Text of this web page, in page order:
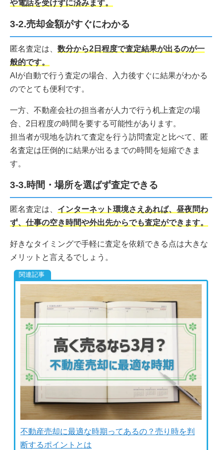
や電話を受けずに済みます。
3-2.売却金額がすぐにわかる
匿名査定は、 数分から2日程度で査定結果が出るのが一
般的です。
AIが自動で行う査定の場合、入力後すぐに結果がわかる
のでとても便利です。
一方、不動産会社の担当者が人力で行う机上査定の場
合、2日程度の時間を要する可能性があります。
担当者が現地を訪れて査定を行う訪問査定と比べて、匿
名査定は圧倒的に結果が出るまでの時間を短縮できま
す。
3-3.時間・場所を選ばず査定できる
匿名査定は、 インターネット環境さえあれば、昼夜問わ
ず、仕事の空き時間や外出先からでも査定ができます。
好きなタイミングで手軽に査定を依頼できる点は大きな
メリットと言えるでしょう。
不動産売却に最適な時期ってあるの？売り時を判
断するポイントとは